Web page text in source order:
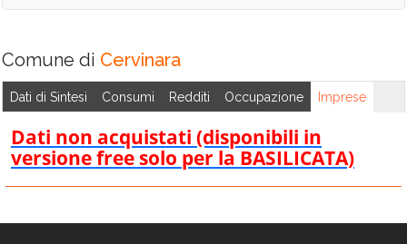
Chiusano di San
Contrada
Domicella
Mugnano del
Nusco
Ospedaletto
d'Alpinolo
Pago del Vallo di
Lauro
Parolise
Serino
Sorbo Serpico
Sturno
Summonte
Taurasi
Comune di Cervinara
Dati di Sintesi Consumi Redditi Occupazione Imprese
Dati non acquistati (disponibili in
versione free solo per la BASILICATA)